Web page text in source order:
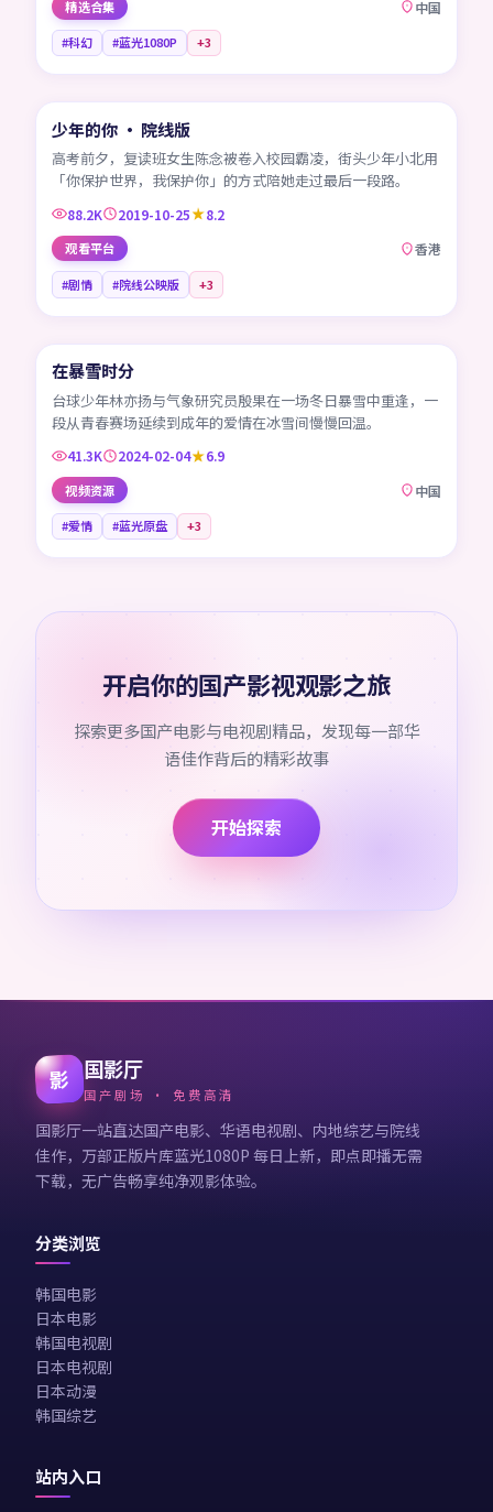
精选合集 中国
#科幻 #蓝光1080P +3
HK
少年的你 · 院线版
高考前夕，复读班女生陈念被卷入校园霸凌，街头少年小北用
「你保护世界，我保护你」的方式陪她走过最后一段路。
88.2K 2019-10-25 8.2
观看平台 香港
#剧情 #院线公映版 +3
CN
在暴雪时分
台球少年林亦扬与气象研究员殷果在一场冬日暴雪中重逢，一
段从青春赛场延续到成年的爱情在冰雪间慢慢回温。
41.3K 2024-02-04 6.9
视频资源 中国
#爱情 #蓝光原盘 +3
开启你的国产影视观影之旅
探索更多国产电影与电视剧精品，发现每一部华
语佳作背后的精彩故事
开始探索
影 国影厅
国产剧场 · 免费高清
国影厅一站直达国产电影、华语电视剧、内地综艺与院线
佳作，万部正版片库蓝光1080P 每日上新，即点即播无需
下载，无广告畅享纯净观影体验。
分类浏览
韩国电影
日本电影
韩国电视剧
日本电视剧
日本动漫
韩国综艺
站内入口